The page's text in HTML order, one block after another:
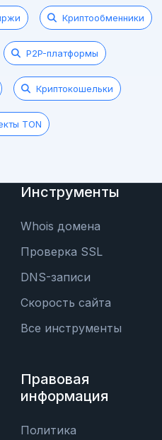
Криптообменники
P2P-платформы
Криптокошельки
TON
Инструменты
Whois домена
Проверка SSL
DNS-записи
Скорость сайта
Все инструменты
Правовая
информация
Политика